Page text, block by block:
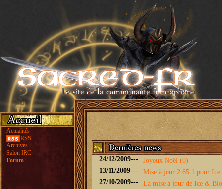
Actualités
RSS
Archives
Salon IRC
Forum
24/12/2009---
Joyeux Noël (0)
13/11/2009---
Mise à jour 2.65.1 pour
27/10/2009---
La mise à jour de Ice &